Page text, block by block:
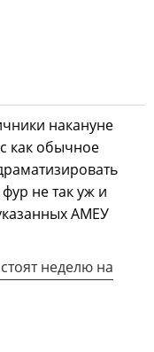
накануне
как обычное
не так уж и
АМЕУ
неделю на